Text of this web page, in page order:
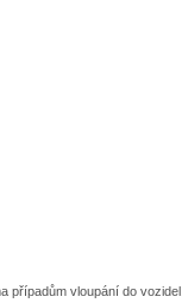
případům vloupání do vozidel.